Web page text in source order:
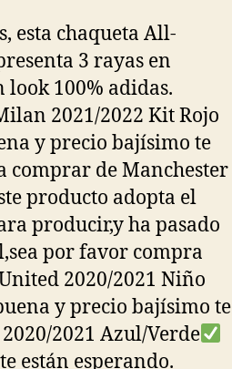
esta chaqueta All-
3 rayas en
look 100% adidas.
2021/2022 Kit Rojo
y precio bajísimo te
comprar de Manchester
producto adopta el
producir,y ha pasado
por favor compra
2020/2021 Niño
y precio bajísimo te
2021 Azul/Verde
están esperando.